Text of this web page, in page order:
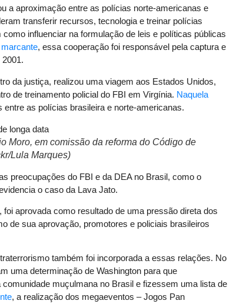
a aproximação entre as polícias norte-americanas e
transferir recursos, tecnologia e treinar polícias
influenciar na formulação de leis e políticas públicas
, essa cooperação foi responsável pela captura e
da justiça, realizou uma viagem aos Estados Unidos,
de treinamento policial do FBI em Virgínia. Naquela
as polícias brasileira e norte-americanas.
Moro, em comissão da reforma do Código de
Lula Marques)
preocupações do FBI e da DEA no Brasil, como o
o caso da Lava Jato.
aprovada como resultado de uma pressão direta dos
de sua aprovação, promotores e policiais brasileiros
também foi incorporada a essas relações. No
uma determinação de Washington para que
muçulmana no Brasil e fizessem uma lista de
, a realização dos megaeventos – Jogos Pan